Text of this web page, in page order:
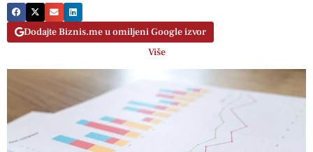
Dodajte Biznis.me u omiljeni Google izvor
Više